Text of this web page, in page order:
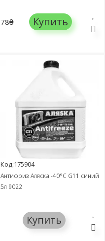
78₴ Купить
Код:175904
Антифриз Аляска -40°С G11 синий
5л 9022
Купить